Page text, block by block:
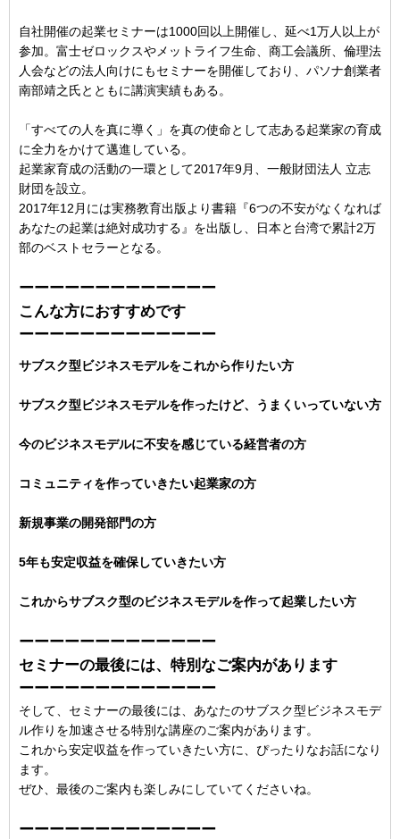
自社開催の起業セミナーは1000回以上開催し、延べ1万人以上が
参加。富士ゼロックスやメットライフ生命、商工会議所、倫理法
人会などの法人向けにもセミナーを開催しており、パソナ創業者
南部靖之氏とともに講演実績もある。
「すべての人を真に導く」を真の使命として志ある起業家の育成
に全力をかけて邁進している。
起業家育成の活動の一環として2017年9月、一般財団法人 立志
財団を設立。
2017年12月には実務教育出版より書籍『6つの不安がなくなれば
あなたの起業は絶対成功する』を出版し、日本と台湾で累計2万
部のベストセラーとなる。
ーーーーーーーーーーーーー
こんな方におすすめです
ーーーーーーーーーーーーー
サブスク型ビジネスモデルをこれから作りたい方
サブスク型ビジネスモデルを作ったけど、うまくいっていない方
今のビジネスモデルに不安を感じている経営者の方
コミュニティを作っていきたい起業家の方
新規事業の開発部門の方
5年も安定収益を確保していきたい方
これからサブスク型のビジネスモデルを作って起業したい方
ーーーーーーーーーーーーー
セミナーの最後には、特別なご案内があります
ーーーーーーーーーーーーー
そして、セミナーの最後には、あなたのサブスク型ビジネスモデ
ル作りを加速させる特別な講座のご案内があります。
これから安定収益を作っていきたい方に、ぴったりなお話になり
ます。
ぜひ、最後のご案内も楽しみにしていてくださいね。
ーーーーーーーーーーーーー